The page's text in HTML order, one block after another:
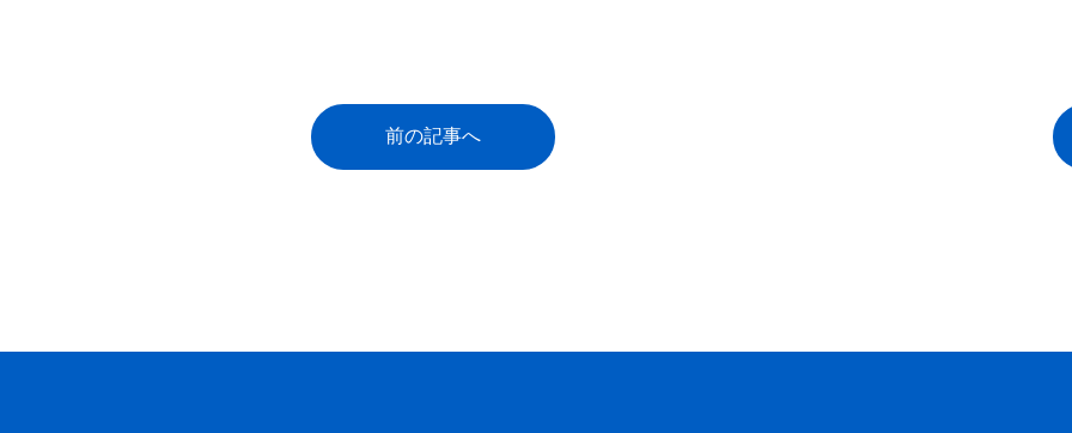
前の記事へ